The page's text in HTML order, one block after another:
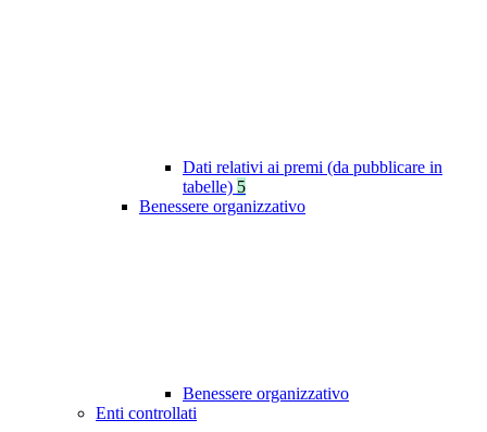
Dati relativi ai premi (da pubblicare in
tabelle) 5
Benessere organizzativo
Benessere organizzativo
Enti controllati